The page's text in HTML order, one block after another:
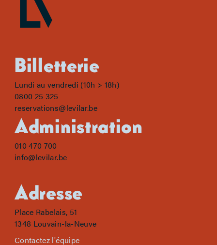
Billetterie
Lundi au vendredi (10h > 18h)
0800 25 325
reservations@levilar.be
Administration
010 470 700
info@levilar.be
Adresse
Place Rabelais, 51
1348 Louvain-la-Neuve
Contactez l'équipe